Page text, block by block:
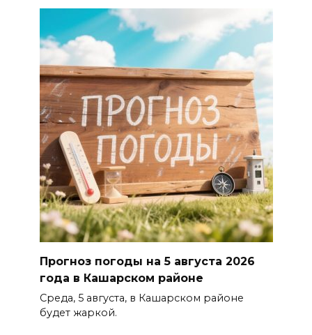
Прогноз погоды на 5 августа 2026
года в Кашарском районе
Среда, 5 августа, в Кашарском районе
будет жаркой.